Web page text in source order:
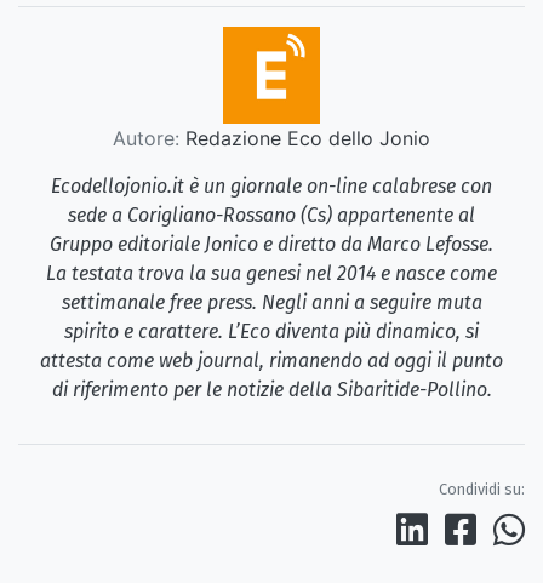
Autore: Redazione Eco dello Jonio
Ecodellojonio.it è un giornale on-line calabrese con
sede a Corigliano-Rossano (Cs) appartenente al
Gruppo editoriale Jonico e diretto da Marco Lefosse.
La testata trova la sua genesi nel 2014 e nasce come
settimanale free press. Negli anni a seguire muta
spirito e carattere. L’Eco diventa più dinamico, si
attesta come web journal, rimanendo ad oggi il punto
di riferimento per le notizie della Sibaritide-Pollino.
Condividi su: